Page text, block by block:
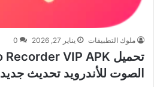
ملوك التطبيقات يناير 27, 2026 0
الصوت للأندرويد تحديث جديد